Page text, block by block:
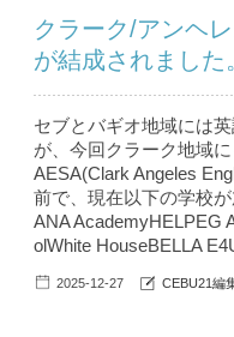
クラーク/アンヘ
が結成されました
セブとバギオ地域には
が、今回クラーク地域
AESA(Clark Angeles
前で、現在以下の学校
ANA AcademyHELPEG
olWhite HouseBELLA
2025-12-27 CEBU21編